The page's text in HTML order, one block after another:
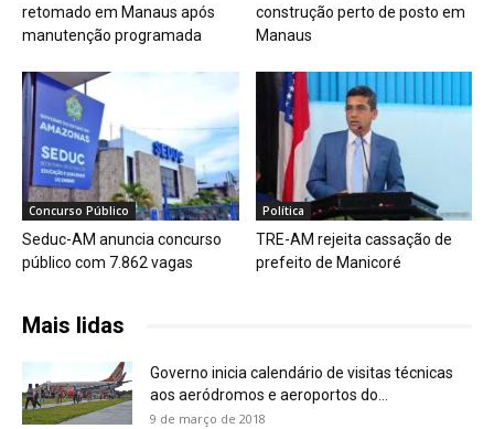
retomado em Manaus após
manutenção programada
construção perto de posto em
Manaus
Concurso Público
Seduc-AM anuncia concurso
público com 7.862 vagas
Política
TRE-AM rejeita cassação de
prefeito de Manicoré
Mais lidas
Governo inicia calendário de visitas técnicas
aos aeródromos e aeroportos do...
9 de março de 2018